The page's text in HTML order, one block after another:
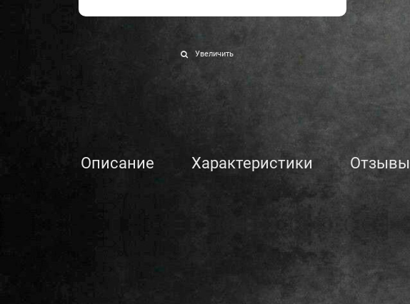
Увеличить
Описание Характеристики Отзывы